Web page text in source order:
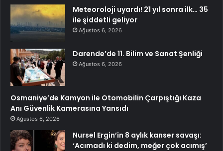
Meteoroloji uyardı! 21 yıl sonra ilk… 35
ile şiddetli geliyor
Ağustos 6, 2026
Darende’de 11. Bilim ve Sanat Şenliği
Ağustos 6, 2026
Osmaniye’de Kamyon ile Otomobilin Çarpıştığı Kaza
Anı Güvenlik Kamerasına Yansıdı
Ağustos 6, 2026
Nursel Ergin’in 8 aylık kanser savaşı:
‘Acımadı ki dedim, meğer çok acımış’